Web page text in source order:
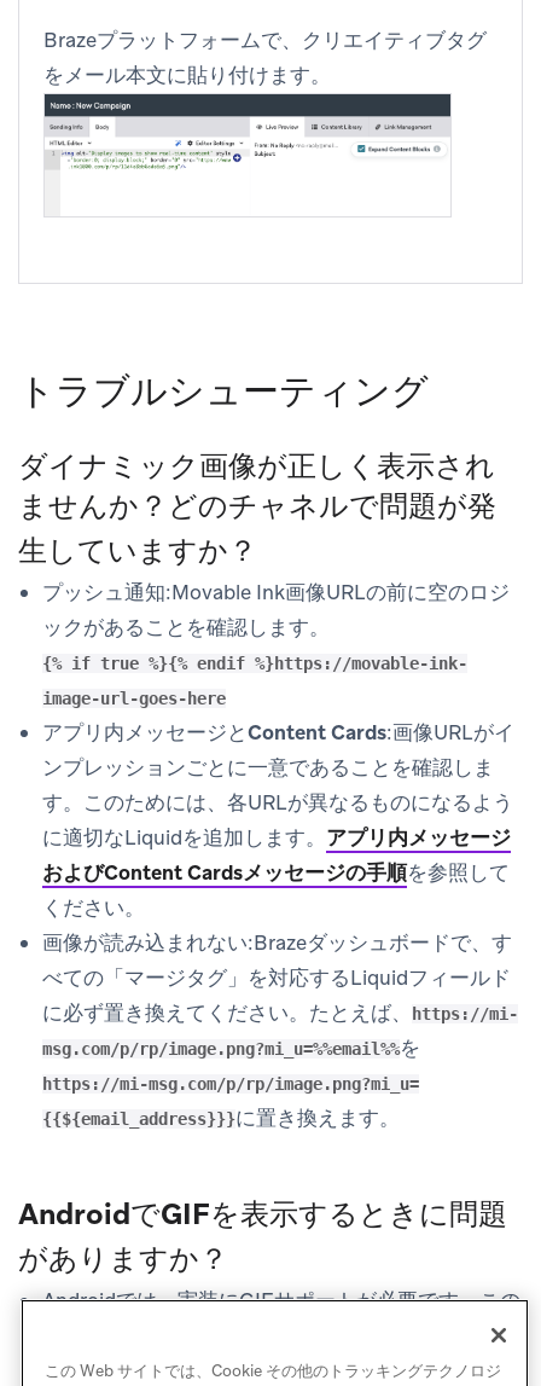
Brazeプラットフォームで、クリエイティブタグ
をメール本文に貼り付けます。
トラブルシューティング
ダイナミック画像が正しく表示され
ませんか？どのチャネルで問題が発
生していますか？
プッシュ通知:Movable Ink画像URLの前に空のロジ
ックがあることを確認します。
{% if true %}{% endif %}https://movable-ink-
image-url-goes-here
アプリ内メッセージとContent Cards:画像URLがイ
ンプレッションごとに一意であることを確認しま
す。このためには、各URLが異なるものになるよう
に適切なLiquidを追加します。 アプリ内メッセージ
およびContent Cardsメッセージの手順を参照して
ください。
画像が読み込まれない:Brazeダッシュボードで、す
べての「マージタグ」を対応するLiquidフィールド
に必ず置き換えてください。たとえば、
https://mi-
msg.com/p/rp/image.png?mi_u=%%email%%を
https://mi-msg.com/p/rp/image.png?mi_u=
{{${email_address}}}に置き換えます。
AndroidでGIFを表示するときに問題
がありますか？
Androidでは、実装にGIFサポートが必要です。この
アプリ内メッセージ
カスタマイズの記事に従ってください。
この Web サイトでは、Cookie その他のトラッキングテクノロジ